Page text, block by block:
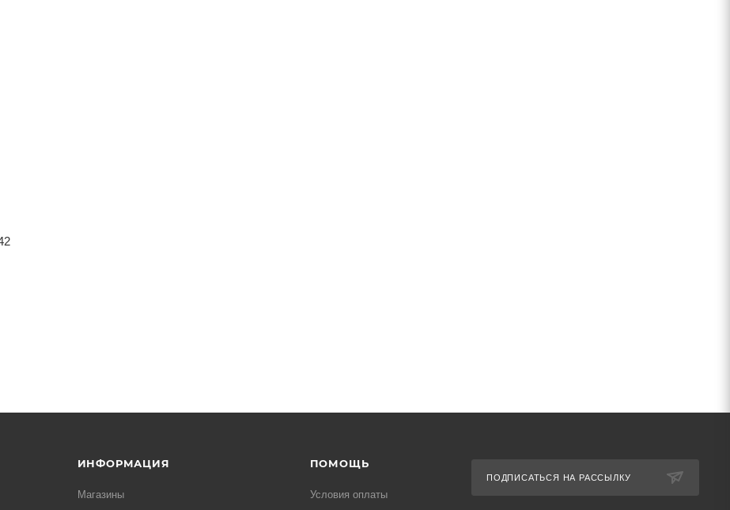
ИНФОРМАЦИЯ
Магазины
ПОМОЩЬ
Условия оплаты
ПОДПИСАТЬСЯ НА РАССЫЛКУ